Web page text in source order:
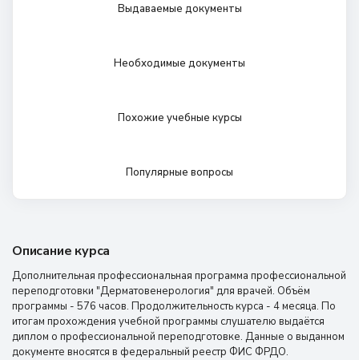
Выдаваемые документы
Необходимые документы
Похожие учебные курсы
Популярные вопросы
Описание курса
Дополнительная профессиональная программа профессиональной
переподготовки "Дерматовенерология" для врачей. Объём
программы - 576 часов. Продолжительность курса - 4 месяца. По
итогам прохождения учебной программы слушателю выдаётся
диплом о профессиональной переподготовке. Данные о выданном
документе вносятся в федеральный реестр ФИС ФРДО.